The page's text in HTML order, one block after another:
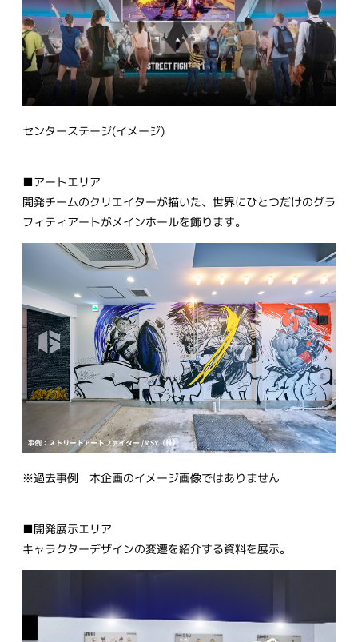
センターステージ(イメージ)
■アートエリア
開発チームのクリエイターが描いた、世界にひとつだけのグラ
フィティアートがメインホールを飾ります。
※過去事例 本企画のイメージ画像ではありません
■開発展示エリア
キャラクターデザインの変遷を紹介する資料を展示。